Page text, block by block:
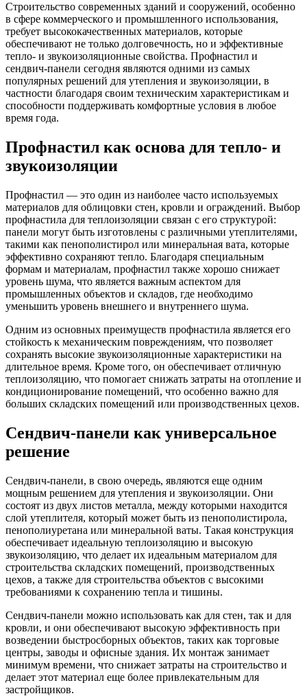
Строительство современных зданий и сооружений, особенно
в сфере коммерческого и промышленного использования,
требует высококачественных материалов, которые
обеспечивают не только долговечность, но и эффективные
тепло- и звукоизоляционные свойства. Профнастил и
сендвич-панели сегодня являются одними из самых
популярных решений для утепления и звукоизоляции, в
частности благодаря своим техническим характеристикам и
способности поддерживать комфортные условия в любое
время года.
Профнастил как основа для тепло- и
звукоизоляции
Профнастил — это один из наиболее часто используемых
материалов для облицовки стен, кровли и ограждений. Выбор
профнастила для теплоизоляции связан с его структурой:
панели могут быть изготовлены с различными утеплителями,
такими как пенополистирол или минеральная вата, которые
эффективно сохраняют тепло. Благодаря специальным
формам и материалам, профнастил также хорошо снижает
уровень шума, что является важным аспектом для
промышленных объектов и складов, где необходимо
уменьшить уровень внешнего и внутреннего шума.
Одним из основных преимуществ профнастила является его
стойкость к механическим повреждениям, что позволяет
сохранять высокие звукоизоляционные характеристики на
длительное время. Кроме того, он обеспечивает отличную
теплоизоляцию, что помогает снижать затраты на отопление и
кондиционирование помещений, что особенно важно для
больших складских помещений или производственных цехов.
Сендвич-панели как универсальное
решение
Сендвич-панели, в свою очередь, являются еще одним
мощным решением для утепления и звукоизоляции. Они
состоят из двух листов металла, между которыми находится
слой утеплителя, который может быть из пенополистирола,
пенополиуретана или минеральной ваты. Такая конструкция
обеспечивает идеальную теплоизоляцию и высокую
звукоизоляцию, что делает их идеальным материалом для
строительства складских помещений, производственных
цехов, а также для строительства объектов с высокими
требованиями к сохранению тепла и тишины.
Сендвич-панели можно использовать как для стен, так и для
кровли, и они обеспечивают высокую эффективность при
возведении быстросборных объектов, таких как торговые
центры, заводы и офисные здания. Их монтаж занимает
минимум времени, что снижает затраты на строительство и
делает этот материал еще более привлекательным для
застройщиков.